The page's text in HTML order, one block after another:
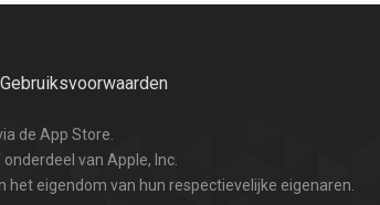
de App Store.
van Apple, Inc.
eigendom van hun respectievelijke eigenaren.